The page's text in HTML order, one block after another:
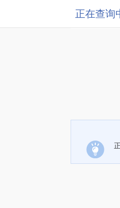
正在查询